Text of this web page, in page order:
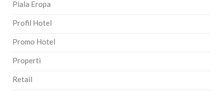
Piala Eropa
Profil Hotel
Promo Hotel
Properti
Retail